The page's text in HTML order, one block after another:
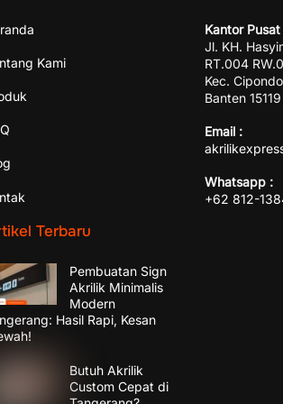
Kami
Kantor Pusat
Jl. KH.
RT.004
Kec.
Banten 15119
Email :
Whatsapp :
+62 812-
Terbaru
Pembuatan Sign
Akrilik Minimalis
Modern
Hasil Rapi, Kesan
Butuh Akrilik
Custom Cepat di